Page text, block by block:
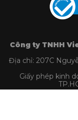
Công ty TNHH
Địa chỉ: 207C
Giấy phép kinh